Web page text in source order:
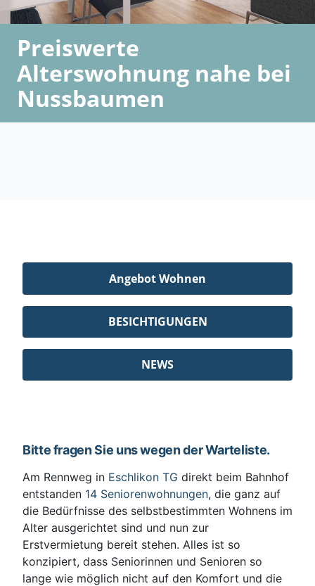
Preiswerte
Alterswohnung nahe bei
Nussbaumen
Angebot Wohnen
BESICHTIGUNGEN
NEWS
Bitte fragen Sie uns wegen der Warteliste.
Am Rennweg in Eschlikon TG direkt beim Bahnhof
entstanden 14 Seniorenwohnungen, die ganz auf
die Bedürfnisse des selbstbestimmten Wohnens im
Alter ausgerichtet sind und nun zur
Erstvermietung bereit stehen. Alles ist so
konzipiert, dass Seniorinnen und Senioren so
lange wie möglich nicht auf den Komfort und die